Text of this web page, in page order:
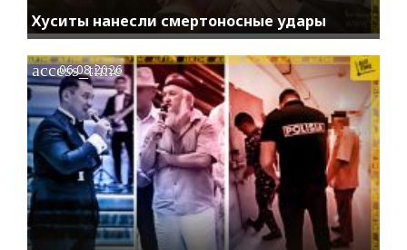
Хуситы нанесли смертоносные удары
access_time
06.08.2026